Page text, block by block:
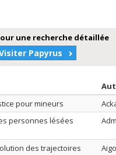
une recherche détaillée
Papyrus
pour mineurs
personnes lésées
des trajectoires